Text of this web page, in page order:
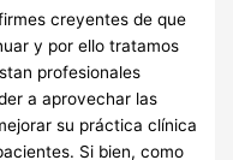
creyentes de que
y por ello tratamos
profesionales
a aprovechar las
su práctica clínica
Si bien, como